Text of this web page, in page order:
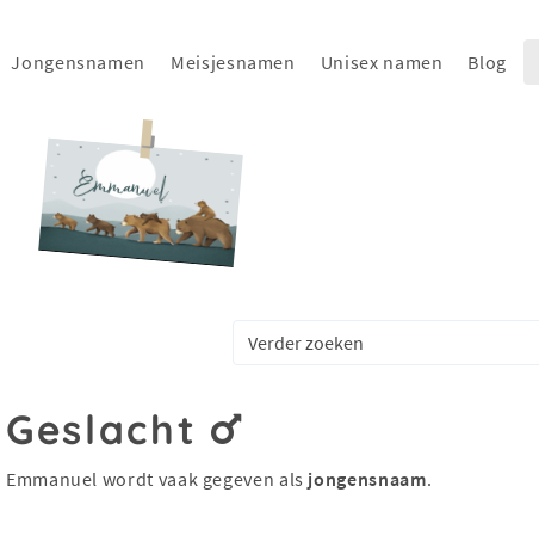
Jongensnamen Meisjesnamen Unisex namen Blog
Geslacht
Emmanuel wordt vaak gegeven als jongensnaam.